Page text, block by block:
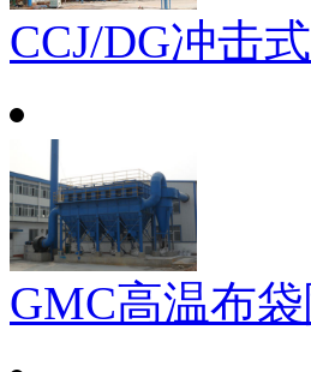
CCJ/DG冲击
GMC高温布